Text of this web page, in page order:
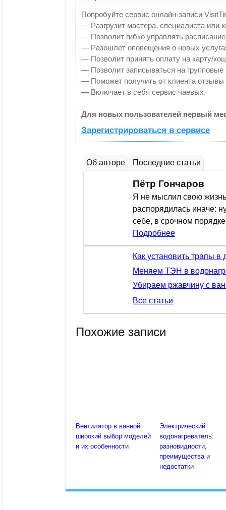
Попробуйте сервис онлайн-записи
— Разгрузит мастера, специалиста или
— Позволит гибко управлять
— Разошлет оповещения о новых
— Позволит принять оплату на карту/
— Позволит записываться на
— Поможет получить от клиента отзывы
— Включает в себя сервис чаевых.
Для новых пользователей первый
Зарегистрироваться в сервисе
Об авторе Последние статьи
Пётр Гончаров
Я не мыслил свою
распорядилась иначе:
себе, в срочном
Подробнее
Как установить трапы
Меняем ТЭН в
Убираем ржавчину с
Все статьи
Похожие записи
Вентилятор в ванной:
широкий выбор моделей
и их особенности
Электрический
водонагреватель:
разновидности,
преимущества и
недостатки